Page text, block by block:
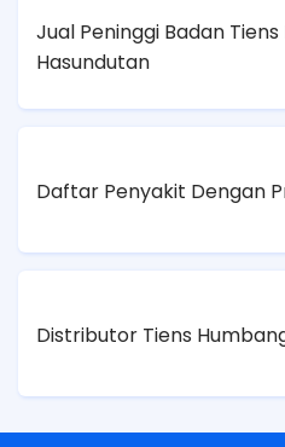
Jual Peninggi Badan
Hasundutan
Daftar Penyakit Dengan
Distributor Tiens